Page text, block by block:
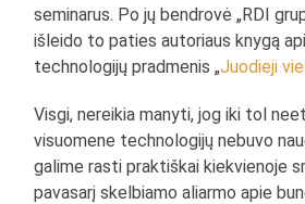
seminarus. Po jų bendrovė „RDI
išleido to paties autoriaus knygą
technologijų pradmenis „Juodieji
Visgi, nereikia manyti, jog iki tol
visuomene technologijų nebuvo
galime rasti praktiškai kiekvienoje
pavasarį skelbiamo aliarmo apie